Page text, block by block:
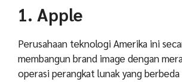
1. Apple
Perusahaan teknologi Amerika ini
membangun brand image dengan
operasi perangkat lunak yang